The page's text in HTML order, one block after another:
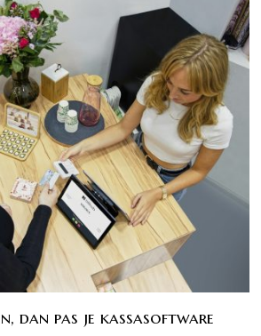
dan pas je kassasoftware